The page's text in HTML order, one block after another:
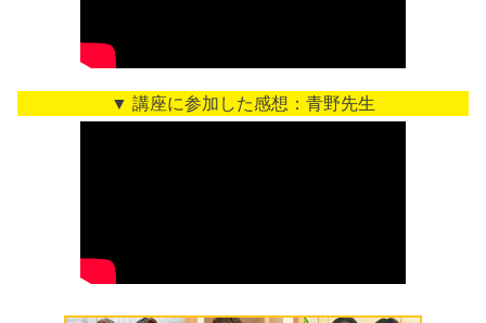
▼ 講座に参加した感想：青野先生